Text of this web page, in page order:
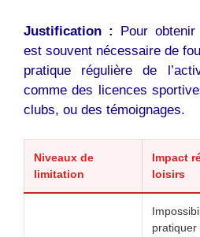
Justification :
Pour
est souvent nécessaire de
pratique régulière de
comme des licences
clubs, ou des témoignages.
Niveaux de
limitation
Impact
loisirs
pratiquer